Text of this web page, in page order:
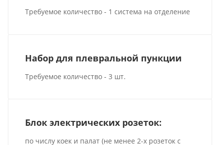
Требуемое количество - 1 система на отделение
Набор для плевральной пункции
Требуемое количество - 3 шт.
Блок электрических розеток:
по числу коек и палат (не менее 2-х розеток с